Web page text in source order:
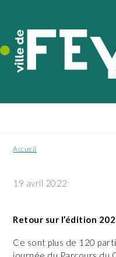
navigation
principale
contenu
principal
pied
de
page
Accueil
19 avril 2022
Retour sur l’édition
Ce sont plus de 120